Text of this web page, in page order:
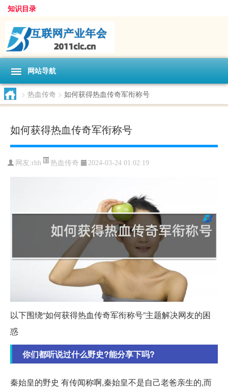
知识目录
网站导航
> 热血传奇 > 如何获得热血传奇军衔称号
如何获得热血传奇军衔称号
网友:rhh 热血传奇 2024-03-24 01:02:19
以下围绕“如何获得热血传奇军衔称号”主题解决网友的困
惑
你们都听说过什么野史?能分享下吗?
秦始皇的野史 有传闻称啊,秦始皇不是自己老爸亲生的,而